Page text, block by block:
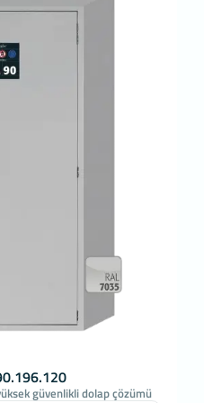
güvenlikli dolap çözümü
daha iyi bir hizmet
düzgün şekilde
gezinti
Bu tür çerezlerin
Ziyaretçi kimliklerinin
gösterirler.